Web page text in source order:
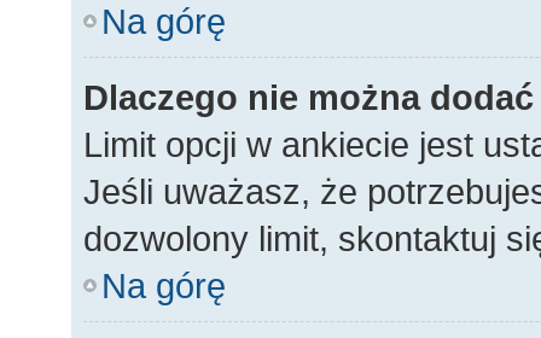
Na górę
Dlaczego nie można
Limit opcji w ankiecie jest
Jeśli uważasz, że
dozwolony limit, skontaktuj
Na górę